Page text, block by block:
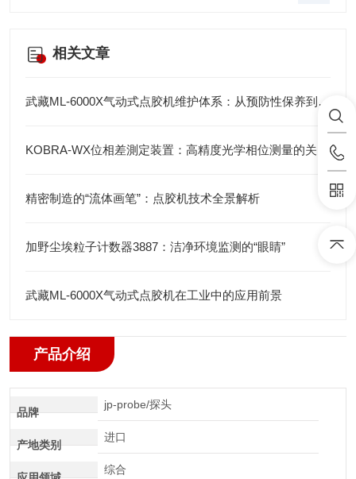
相关文章
武藏ML-6000X气动式点胶机维护体系：从预防性保养到智能运维
精密制造的“流体画笔”：点胶机技术全景解析
加野尘埃粒子计数器3887：洁净环境监测的“眼睛”
武藏ML-6000X气动式点胶机在工业中的应用前景
产品介绍
品牌
jp-probe/探头
产地类别
进口
综合